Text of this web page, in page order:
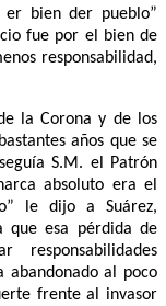
er bien der pueblo”
fue por el bien de
responsabilidad,
la Corona y de los
años que se
S.M. el Patrón
absoluto era el
le dijo a Suárez,
que esa pérdida de
abandonado al poco
frente al invasor